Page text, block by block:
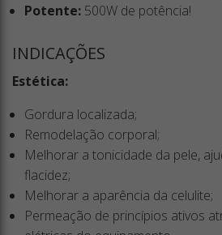
Potente: 500W de potência!
INDICAÇÕES
Estética:
Gordura localizada;
Remodelação corporal;
Melhorar a tonicidade da pele,
flacidez;
Melhorar a aparência da celulite;
Permeação de princípios ativos